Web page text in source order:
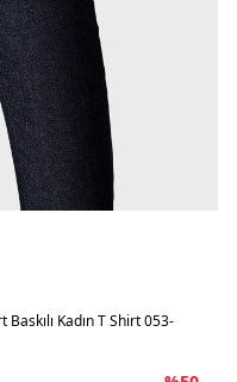
Kadın T Shirt 053-